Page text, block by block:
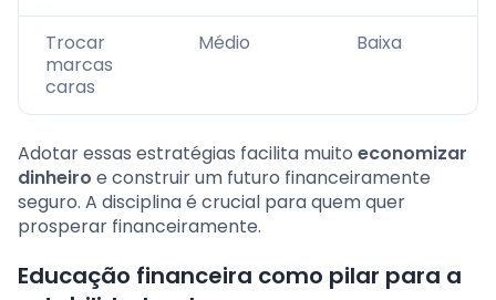
Trocar
marcas
caras
Médio Baixa
Adotar essas estratégias facilita muito economizar
dinheiro e construir um futuro financeiramente
seguro. A disciplina é crucial para quem quer
prosperar financeiramente.
Educação financeira como pilar para a